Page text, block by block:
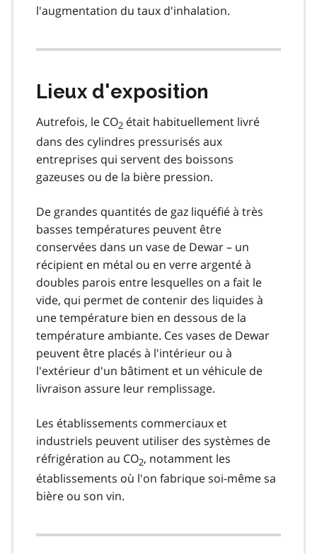
l'augmentation du taux d'inhalation.
Lieux d'exposition
Autrefois, le CO2 était habituellement livré
dans des cylindres pressurisés aux
entreprises qui servent des boissons
gazeuses ou de la bière pression.
De grandes quantités de gaz liquéfié à très
basses températures peuvent être
conservées dans un vase de Dewar – un
récipient en métal ou en verre argenté à
doubles parois entre lesquelles on a fait le
vide, qui permet de contenir des liquides à
une température bien en dessous de la
température ambiante. Ces vases de Dewar
peuvent être placés à l'intérieur ou à
l'extérieur d'un bâtiment et un véhicule de
livraison assure leur remplissage.
Les établissements commerciaux et
industriels peuvent utiliser des systèmes de
réfrigération au CO2, notamment les
établissements où l'on fabrique soi-même sa
bière ou son vin.